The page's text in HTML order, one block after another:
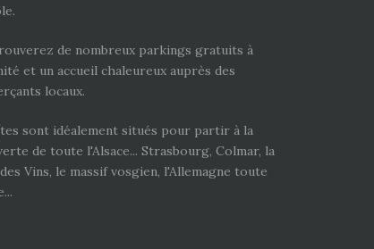
de nombreux parkings gratuits à
et un accueil chaleureux auprès des
locaux.
sont idéalement situés pour partir à la
de toute l'Alsace... Strasbourg, Colmar, la
Vins, le massif vosgien, l'Allemagne toute